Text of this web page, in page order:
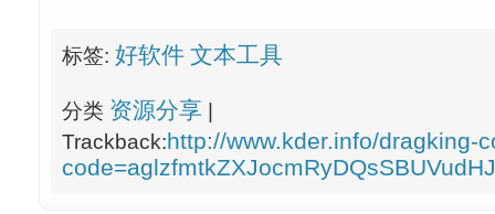
标签: 好软件 文本工具
分类 资源分享
Trackback:http://www.kder.info/dragking-